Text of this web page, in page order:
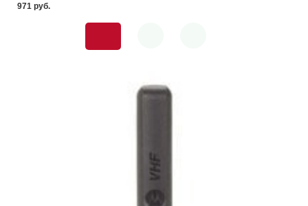
971 pуб.